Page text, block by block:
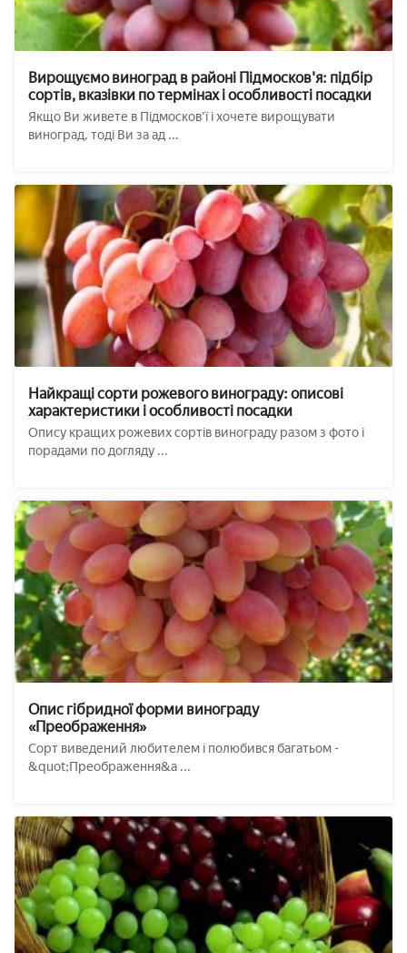
Вирощуємо виноград в районі Підмосков'я: підбір
сортів, вказівки по термінах і особливості посадки
Якщо Ви живете в Підмосков'ї і хочете вирощувати
виноград, тоді Ви за ад ...
Найкращі сорти рожевого винограду: описові
характеристики і особливості посадки
Опису кращих рожевих сортів винограду разом з фото і
порадами по догляду ...
Опис гібридної форми винограду
«Преображення»
Сорт виведений любителем і полюбився багатьом -
&quot;Преображення&a ...